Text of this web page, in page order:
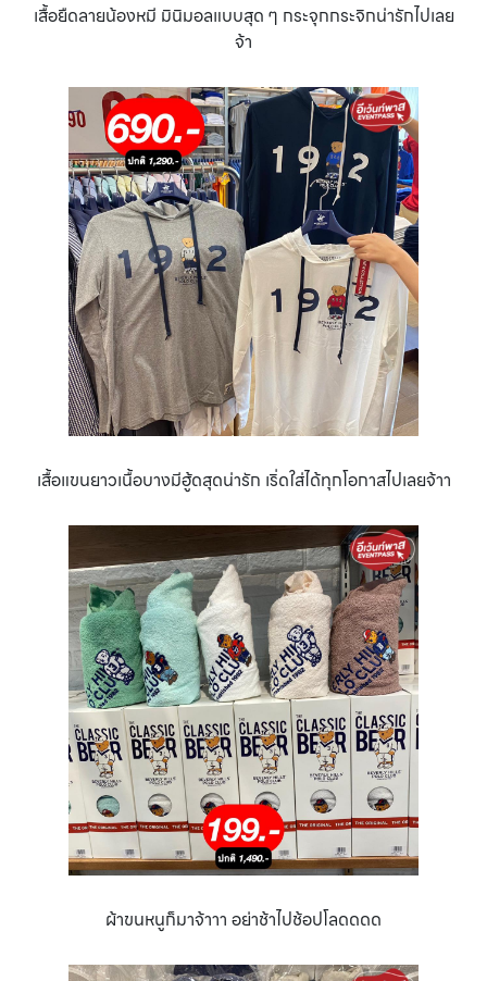
เสื้อยืดลายน้องหมี มินิมอลแบบสุด ๆ กระจุกกระจิกน่ารักไปเลย
จ้า
เสื้อแขนยาวเนื้อบางมีฮู้ดสุดน่ารัก เริ่ดใส่ได้ทุกโอกาสไปเลยจ้าา
ผ้าขนหนูก็มาจ้าาา อย่าช้าไปช้อปโลดดดด